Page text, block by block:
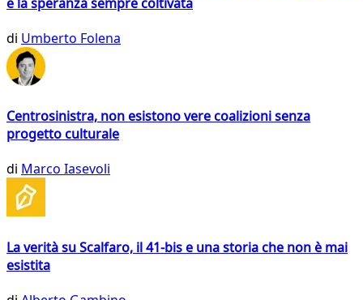
di Umberto Folena
Centrosinistra, non esistono vere coalizioni senza
progetto culturale
di Marco Iasevoli
La verità su Scalfaro, il 41-bis e una storia che non è mai
esistita